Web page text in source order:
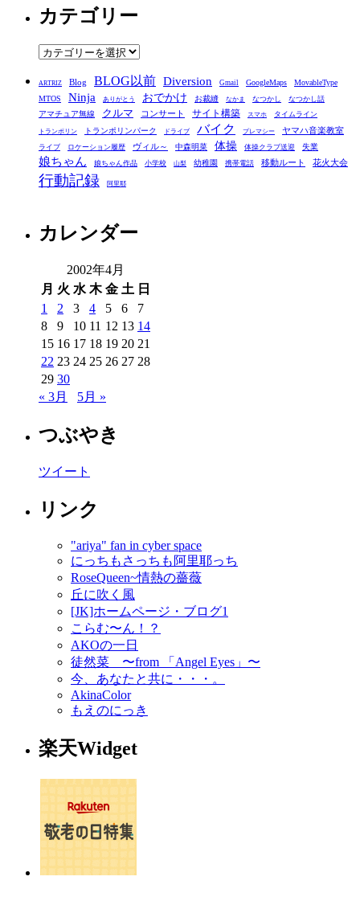
カ
イ
ブ
カテゴリー
カ
ゴ
リ
ー
ARTRIZ Blog BLOG以前 Diversion Gmail GoogleMaps
MovableType
MTOS
Ninja ありがとう おでかけ お裁縫 なかま なつかし なつかし話
アマチュア無線 クルマ コンサート サイト構築 スマホ タイムライン
トランポリン トランポリンパーク ドライブ バイク プレマシー ヤマハ音楽教室
ライブ ロケーション履歴 ヴィル～ 中森明菜 体操 体操クラブ送迎 失業
娘ちゃん 娘ちゃん作品 小学校 山梨 幼稚園 携帯電話 移動ルート 花火大会
行動記録 阿里耶
カレンダー
2002年4月
月 火 水 木 金 土 日
1
2 3 4 5 6
7
8
9 10 11 12 13 14
15 16 17 18 19 20 21
22 23 24 25 26 27 28
29 30
« 3月
5月 »
つぶやき
ツイート
リンク
"ariya" fan in cyber space
にっちもさっちも阿里耶っち
RoseQueen~情熱の薔薇
丘に吹く風
[JK]ホームページ・ブログ1
こらむ〜ん！？
AKOの一日
徒然菜 〜from 「Angel Eyes」〜
今、あなたと共に・・・。
AkinaColor
もえのにっき
楽天Widget